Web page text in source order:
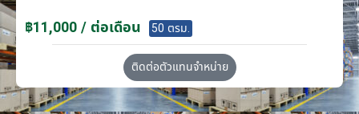
฿11,000 / ต่อเดือน 50 ตรม.
ติดต่อตัวแทนจำหน่าย